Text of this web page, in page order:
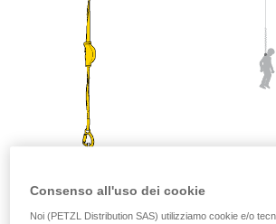
Consenso all'uso dei cookie
Noi (PETZL Distribution SAS) utilizziamo cookie e/o